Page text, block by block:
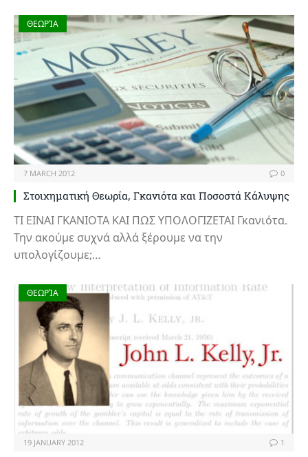
ΘΕΩΡΊΑ
7 MARCH 2012 0
Στοιχηματική Θεωρία, Γκανιότα και Ποσοστά Κάλυψης
ΤΙ ΕΙΝΑΙ ΓΚΑΝΙΟΤΑ ΚΑΙ ΠΩΣ ΥΠΟΛΟΓΙΖΕΤΑΙ Γκανιότα.
Την ακούμε συχνά αλλά ξέρουμε να την
υπολογίζουμε;…
ΘΕΩΡΊΑ
19 JANUARY 2012 1